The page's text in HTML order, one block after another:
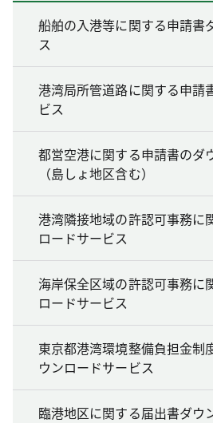
船舶の入港等に関する申請書
ス
港湾局所管道路に関する申請
ビス
都営空港に関する申請書のダ
（島しょ地区含む）
港湾隣接地域の許認可事務に
ロードサービス
海岸保全区域の許認可事務に
ロードサービス
東京都港湾環境整備負担金制
ウンロードサービス
臨港地区に関する届出書ダウ